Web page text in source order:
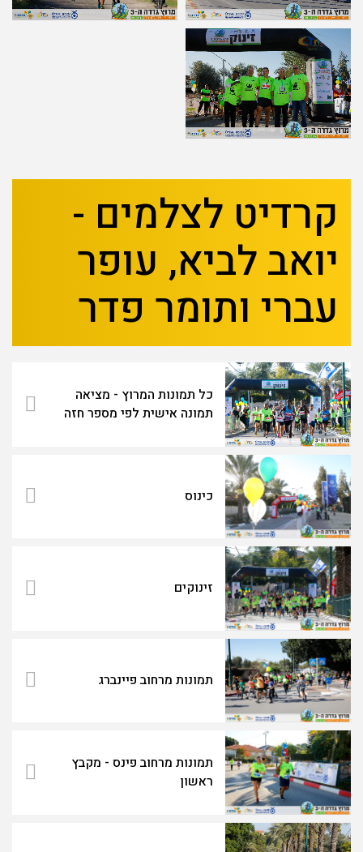
קרדיט לצלמים -
יואב לביא, עופר
עברי ותומר פדר
כל תמונות המרוץ - מציאה
תמונה אישית לפי מספר חזה
כינוס
זינוקים
תמונות מרחוב פיינברג
תמונות מרחוב פינס - מקבץ
ראשון